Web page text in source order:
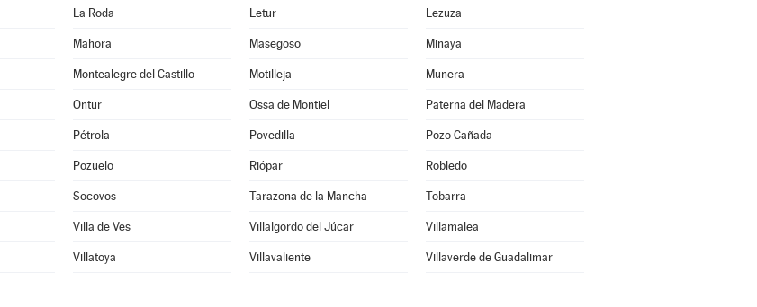
La Roda Letur Lezuza
Mahora Masegoso Minaya
Montealegre del Castillo Motilleja Munera
Ontur Ossa de Montiel Paterna del Madera
Pétrola Povedilla Pozo Cañada
Pozuelo Riópar Robledo
Socovos Tarazona de la Mancha Tobarra
Villa de Ves Villalgordo del Júcar Villamalea
Villatoya Villavaliente Villaverde de Guadalimar